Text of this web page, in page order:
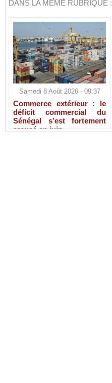
DANS LA MÊME RUBRIQUE :
Samedi 8 Août 2026 - 09:37
Commerce extérieur : le
déficit commercial du
Sénégal s’est fortement
creusé en juin